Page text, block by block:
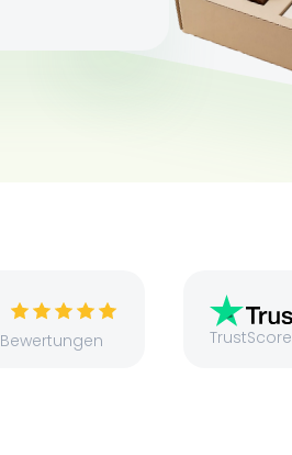
Bewertungen TrustScore